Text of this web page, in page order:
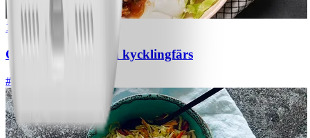
1
Chili con carne med kycklingfärs
#